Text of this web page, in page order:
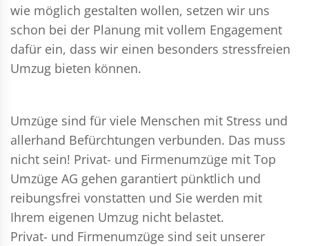
wie möglich gestalten wollen, setzen wir uns
schon bei der Planung mit vollem Engagement
dafür ein, dass wir einen besonders stressfreien
Umzug bieten können.
Umzüge sind für viele Menschen mit Stress und
allerhand Befürchtungen verbunden. Das muss
nicht sein! Privat- und Firmenumzüge mit Top
Umzüge AG gehen garantiert pünktlich und
reibungsfrei vonstatten und Sie werden mit
Ihrem eigenen Umzug nicht belastet.
Privat- und Firmenumzüge sind seit unserer